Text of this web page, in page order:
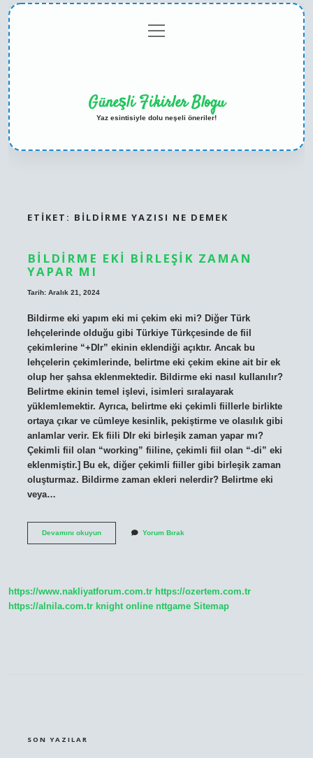
menüyü
aç
Güneşli Fikirler Blogu
Yaz esintisiyle dolu neşeli öneriler!
ETIKET: BILDIRME YAZISI NE DEMEK
BILDIRME EKI BIRLEŞIK ZAMAN
YAPAR MI
Tarih: Aralık 21, 2024
Bildirme eki yapım eki mi çekim eki mi? Diğer Türk
lehçelerinde olduğu gibi Türkiye Türkçesinde de fiil
çekimlerine “+DIr” ekinin eklendiği açıktır. Ancak bu
lehçelerin çekimlerinde, belirtme eki çekim ekine ait bir ek
olup her şahsa eklenmektedir. Bildirme eki nasıl kullanılır?
Belirtme ekinin temel işlevi, isimleri sıralayarak
yüklemlemektir. Ayrıca, belirtme eki çekimli fiillerle birlikte
ortaya çıkar ve cümleye kesinlik, pekiştirme ve olasılık gibi
anlamlar verir. Ek fiili DIr eki birleşik zaman yapar mı?
Çekimli fiil olan “working” fiiline, çekimli fiil olan “-di” eki
eklenmiştir.] Bu ek, diğer çekimli fiiller gibi birleşik zaman
oluşturmaz. Bildirme zaman ekleri nelerdir? Belirtme eki
veya…
Devamını okuyunBildirme
Yorum Bırak
https://www.nakliyatforum.com.tr https://ozertem.com.tr
https://alnila.com.tr knight online nttgame Sitemap
SON YAZILAR